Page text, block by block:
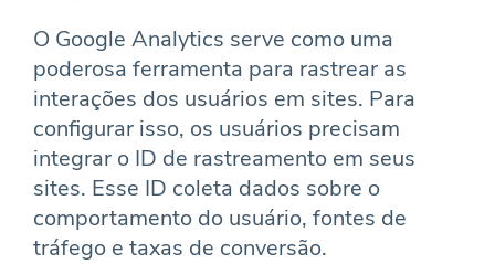
O Google Analytics serve como uma
poderosa ferramenta para rastrear as
interações dos usuários em sites. Para
configurar isso, os usuários precisam
integrar o ID de rastreamento em seus
sites. Esse ID coleta dados sobre o
comportamento do usuário, fontes de
tráfego e taxas de conversão.